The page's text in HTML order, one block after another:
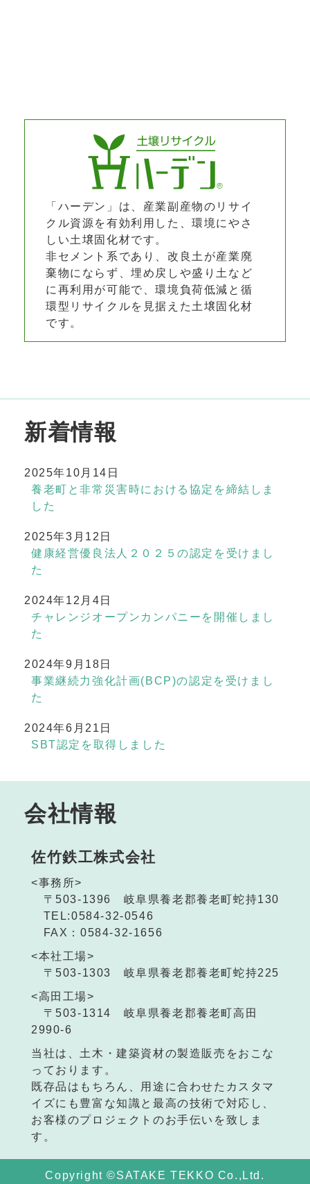
「ハーデン」は、産業副産物のリサイ
クル資源を有効利用した、環境にやさ
しい土壌固化材です。
非セメント系であり、改良土が産業廃
棄物にならず、埋め戻しや盛り土など
に再利用が可能で、環境負荷低減と循
環型リサイクルを見据えた土壌固化材
です。
新着情報
2025年10月14日
養老町と非常災害時における協定を締結しま
した
2025年3月12日
健康経営優良法人２０２５の認定を受けまし
た
2024年12月4日
チャレンジオープンカンパニーを開催しまし
た
2024年9月18日
事業継続力強化計画(BCP)の認定を受けまし
た
2024年6月21日
SBT認定を取得しました
会社情報
佐竹鉄工株式会社
<事務所>
〒503-1396 岐阜県養老郡養老町蛇持130
TEL:0584-32-0546
FAX：0584-32-1656
<本社工場>
〒503-1303 岐阜県養老郡養老町蛇持225
<高田工場>
〒503-1314 岐阜県養老郡養老町高田
2990-6
当社は、土木・建築資材の製造販売をおこな
っております。
既存品はもちろん、用途に合わせたカスタマ
イズにも豊富な知識と最高の技術で対応し、
お客様のプロジェクトのお手伝いを致しま
す。
Copyright ©SATAKE TEKKO Co.,Ltd.